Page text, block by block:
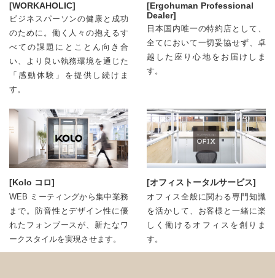
[WORKAHOLIC]
ビジネスパーソンの健康と成功
のために。働く人々の抱えるす
べての課題にとことん向き合
い、より良い執務環境を通じた
「感動体験」を提供し続けま
す。
[Ergohuman Professional
Dealer]
日本国内唯⼀の特約店として、
全てにおいて⼀切妥協せず、卓
越した座り心地をお届けしま
す。
[Kolo コロ]
WEB ミーティングから集中業務
まで。防音性とデザイン性に優
れたフォンブースが、新たなワ
ークスタイルを実現させます。
[オフィストータルサービス]
オフィス全般に関わる専門知識
を活かして、お客様と⼀緒に楽
しく働けるオフィスを創りま
す。